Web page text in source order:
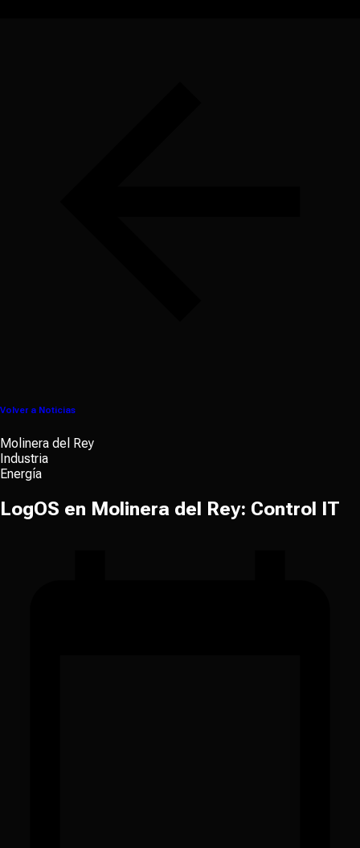
Volver a Noticias
Molinera del Rey
Industria
Energía
LogOS en Molinera del Rey: Control IT